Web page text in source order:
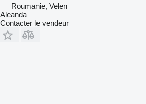
Roumanie, Velen
Aleanda
Contacter le vendeur